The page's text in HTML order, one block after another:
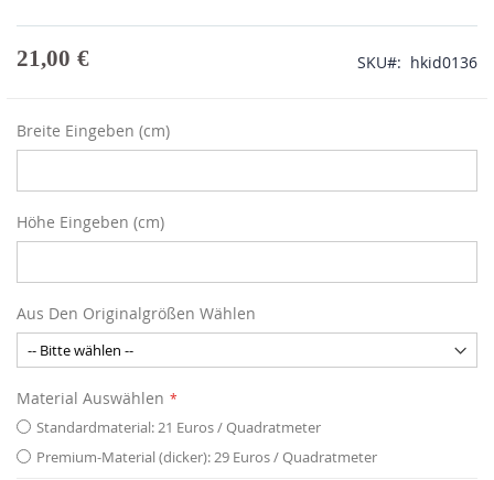
21,00 € SKU hkid0136
Breite Eingeben (cm)
Höhe Eingeben (cm)
Aus Den Originalgrößen Wählen
Material Auswählen
Standardmaterial: 21 Euros / Quadratmeter
Premium-Material (dicker): 29 Euros / Quadratmeter